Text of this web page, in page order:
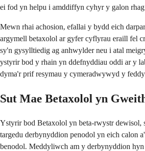
ei fod yn helpu i amddiffyn cyhyr y galon
Mewn rhai achosion, efallai y bydd eich
argymell betaxolol ar gyfer cyflyrau eraill fel
sy'n gysylltiedig ag anhwylder neu i atal
ystyrir bod y rhain yn ddefnyddiau oddi ar y
dyma'r prif resymau y cymeradwywyd y
Sut Mae Betaxolol yn
Ystyrir bod Betaxolol yn beta-rwystr dewisol,
targedu derbynyddion penodol yn eich calon
benodol. Meddyliwch am y derbynyddion